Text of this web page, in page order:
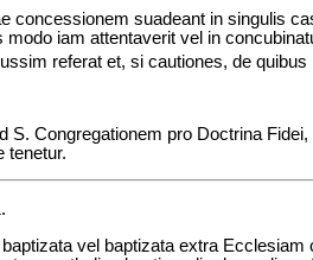
concessionem suadeant in singulis
modo iam attentaverit vel in
referat et, si cautiones, de
S. Congregationem pro Doctrina
tenetur.
vel baptizata extra